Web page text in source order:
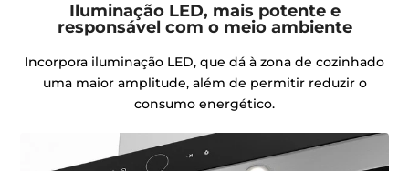
Iluminação LED, mais potente e
responsável com o meio ambiente
Incorpora iluminação LED, que dá à zona de cozinhado
uma maior amplitude, além de permitir reduzir o
consumo energético.